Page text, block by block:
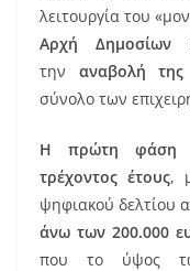
λειτουργία του
Αρχή Δημοσίων
την αναβολή
σύνολο των
Η πρώτη φάση
τρέχοντος έτους,
ψηφιακού δελτίου
άνω των 200.000
που το ύψος